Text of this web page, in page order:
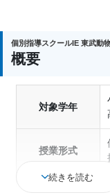
個別指導スクールIE 東武動
概要
対象学年
授業形式
続きを読む